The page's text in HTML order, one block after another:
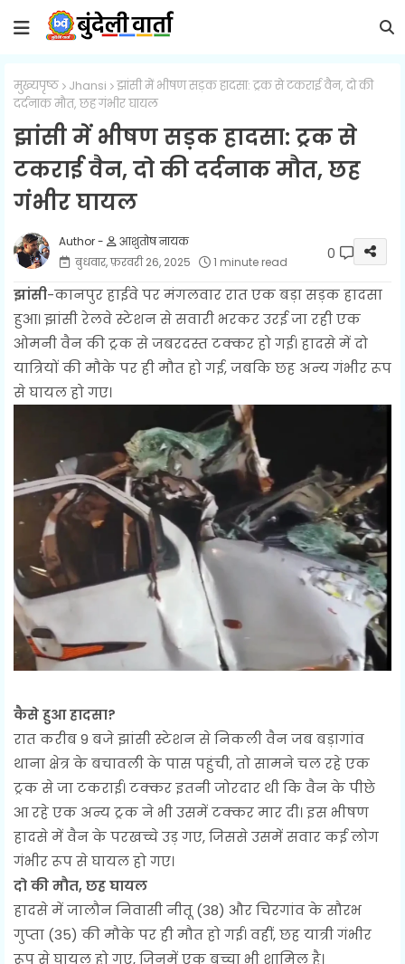
मुख्यपृष्ठ Jhansi
झांसी में भीषण सड़क हादसा: ट्रक से टकराई वैन, दो की
दर्दनाक मौत, छह गंभीर घायल
झांसी में भीषण सड़क हादसा: ट्रक से
टकराई वैन, दो की दर्दनाक मौत, छह
गंभीर घायल
आशुतोष नायक
बुधवार, फ़रवरी 26, 2025
1 minute read 0
झांसी-कानपुर हाईवे पर मंगलवार रात एक बड़ा सड़क हादसा
हुआ। झांसी रेलवे स्टेशन से सवारी भरकर उरई जा रही एक
ओमनी वैन की ट्रक से जबरदस्त टक्कर हो गई। हादसे में दो
यात्रियों की मौके पर ही मौत हो गई, जबकि छह अन्य गंभीर रूप
से घायल हो गए।
कैसे हुआ हादसा?
रात करीब 9 बजे झांसी स्टेशन से निकली वैन जब बड़ागांव
थाना क्षेत्र के बचावली के पास पहुंची, तो सामने चल रहे एक
ट्रक से जा टकराई। टक्कर इतनी जोरदार थी कि वैन के पीछे
आ रहे एक अन्य ट्रक ने भी उसमें टक्कर मार दी। इस भीषण
हादसे में वैन के परखच्चे उड़ गए, जिससे उसमें सवार कई लोग
गंभीर रूप से घायल हो गए।
दो की मौत, छह घायल
हादसे में जालौन निवासी नीतू (38) और चिरगांव के सौरभ
गुप्ता (35) की मौके पर ही मौत हो गई। वहीं, छह यात्री गंभीर
रूप से घायल हो गए, जिनमें एक बच्चा भी शामिल है।